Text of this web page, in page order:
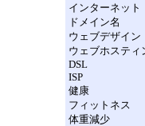
インターネット
ドメイン名
ウェブデザイン
ウェブホスティ
DSL
ISP
健康
フィットネス
体重減少